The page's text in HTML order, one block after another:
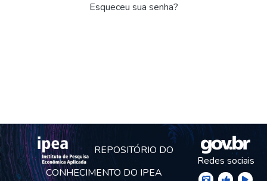
Esqueceu sua senha?
REPOSITÓRIO DO
CONHECIMENTO DO IPEA
Redes sociais